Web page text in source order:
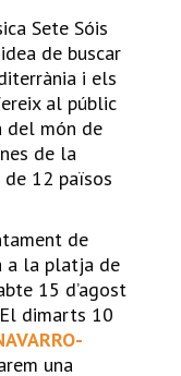
Sete Sóis
de buscar
i els
al públic
del món de
de la
12 països
de
a la platja de
15 d’agost
dimarts 10
una